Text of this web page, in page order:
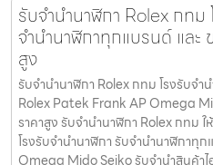
รับจำนำนาฬิกา Rolex กทม
จำนำนาฬิกาทุกแบรนด์ และ
สูง
รับจำนำนาฬิกา Rolex กทม โรงรับจ
Rolex Patek Frank AP Omega
ราคาสูง รับจำนำนาฬิกา Rolex กทม
โรงรับจำนำนาฬิกา รับจำนำนาฬิกาทุ
Omega Mido Seiko รับจำนำสินค้า